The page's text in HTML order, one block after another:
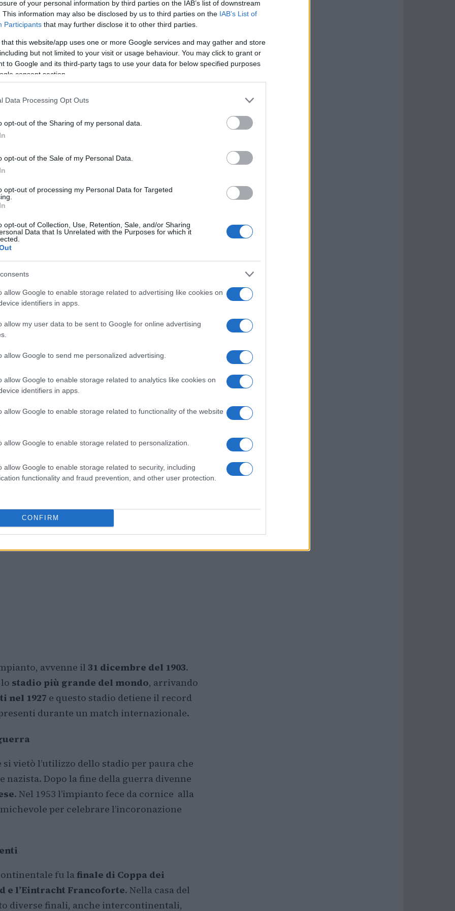
of your personal information by third parties on the IAB’s list of downstream
This information may also be disclosed by us to third parties on the IAB’s List of
Participants that may further disclose it to other third parties.
that this website/app uses one or more Google services and may gather and store
but not limited to your visit or usage behaviour. You may click to grant or
to Google and its third-party tags to use your data for below specified purposes
consent section.
Data Processing Opt Outs
opt-out of the Sharing of my personal data.
opt-out of the Sale of my Personal Data.
opt-out of processing my Personal Data for Targeted
opt-out of Collection, Use, Retention, Sale, and/or Sharing
Data that Is Unrelated with the Purposes for which it
allow Google to enable storage related to advertising like cookies on
identifiers in apps.
allow my user data to be sent to Google for online advertising
allow Google to send me personalized advertising.
allow Google to enable storage related to analytics like cookies on
identifiers in apps.
allow Google to enable storage related to functionality of the website
allow Google to enable storage related to personalization.
allow Google to enable storage related to security, including
functionality and fraud prevention, and other user protection.
CONFIRM
storia molto antica. Per molto tempo è
storia del calcio e anche oggi, a più di
conserva il suo fascino ed è pronto ad
lo stadio venne nominato come la strada
civile.
sede a seguito di un espatrio dovuto dal
accadde il cosiddetto
traInghilterraeScozia, la Western
questo evento, si ritenne necessario
e più capiente e del progetto si occupò
avvenne il 31 dicembre del 1903.
stadio più grande del mondo, arrivando
nel 1927 e questo stadio detiene il record
durante un match internazionale.
vietò l’utilizzo dello stadio per paura che
nazista. Dopo la fine della guerra divenne
. Nel 1953 l’impianto fece da cornice alla
per celebrare l’incoronazione
fu lafinale di Coppa dei
e l’Eintracht Francoforte. Nella casa del
diverse finali, anche intercontinentali,